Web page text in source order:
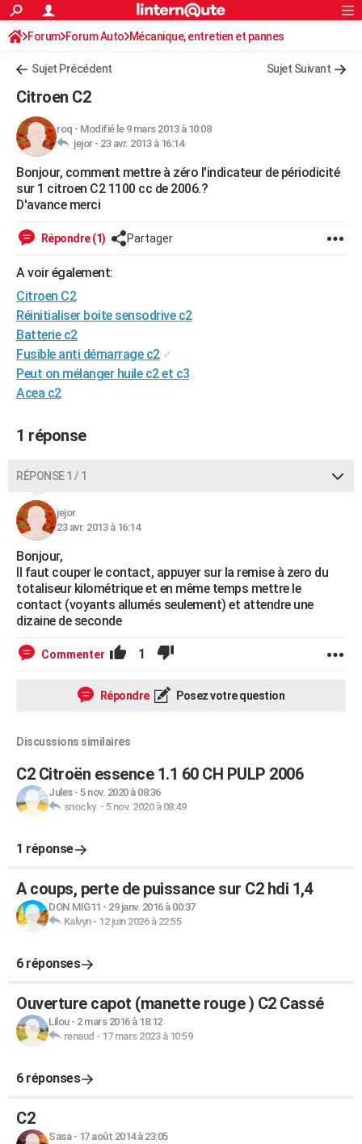
ACTUALITÉS
Politique
Société
Faits Divers
Education
Monde
Villes
+
FINANCE
Retraite
Impôts
Epargne
Immobilier
Risques naturels par ville
Banque
Assurance
Crédit
AUTO
Essais
Réserver un essai
Citadines
Berlines
SUV
Forum auto
+HIGH-TECH
Mobiles
Meilleur smartphone
Internet
Ordinateurs
Jeux vidéo
Guide high-tech
+
Forum
Aménagement intérieur
Extérieur
Cuisine
Salle de bains
Jardinage
Rangement
WEEK-END
Guides de France
Escapades
Patrimoine
Expositions
Musées
Week-end nature
+LIFESTYLE
Art de vivre
Bien-être
Loisirs
Mode
Modes de vie
SANTE
Alimentation
Guide de la santé
Maladies
Médicaments
Sommeil
VOYAGE
Destinations
City break
Voyage nature
Voyage de noces
Forum
Climat
+PHOTO
BONS PLANS
CARTE DE VOEUX
Carte de Noël
Carte Bonne année
Carte Saint-Valentin
Carte Pâques
Carte d'anniversaire
DICTIONNAIRE
Dictionnaire
Biographies
Citations
Expressions
Proverbes
COPAINS D'AVANT
S'inscrire
Se connecter
Lycées
Collèges
Primaires
Universités
Entreprises
Service militaire
Avis de recherche
AVIS DE DÉCÈS
FORUM
Rechercher
S'inscrire
Connexion
Forum Forum Auto Mécanique, entretien et pannes
Sujet Précédent Sujet Suivant
Citroen C2
roq - Modifié le 9 mars 2013 à 10:08
jejor - 23 avr. 2013 à 16:14
Bonjour, comment mettre à zéro l'indicateur de périodicité
sur 1 citroen C2 1100 cc de 2006.?
D'avance merci
Répondre (1) Partager
A voir également:
Citroen C2
Réinitialiser boite sensodrive c2
Batterie c2
Fusible anti démarrage c2 ✓
Peut on mélanger huile c2 et c3
Acea c2
1 réponse
RÉPONSE 1 / 1
jejor
23 avr. 2013 à 16:14
Bonjour,
Il faut couper le contact, appuyer sur la remise à zero du
totaliseur kilométrique et en même temps mettre le
contact (voyants allumés seulement) et attendre une
dizaine de seconde
Commenter 1
Répondre Posez votre question
Discussions similaires
C2 Citroën essence 1.1 60 CH PULP 2006
Jules- 5 nov. 2020 à 08:36
snocky. - 5 nov. 2020 à 08:49
1 réponse
A coups, perte de puissance sur C2 hdi 1,4
DON.MIG11 - 29 janv. 2016 à 00:37
Kalvyn- 12 juin 2026 à 22:55
6 réponses
Ouverture capot (manette rouge ) C2 Cassé
Lilou- 2 mars 2016 à 18:12
renaud - 17 mars 2023 à 10:59
6 réponses
C2
Sasa- 17 août 2014 à 23:05